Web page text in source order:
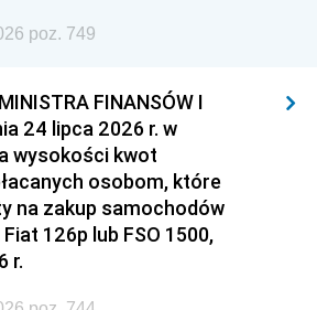
poz. 749
FINANSÓW I
24 lipca 2026 r. w
wysokości kwot
osobom, które
na zakup samochodów
126p lub FSO 1500,
r.